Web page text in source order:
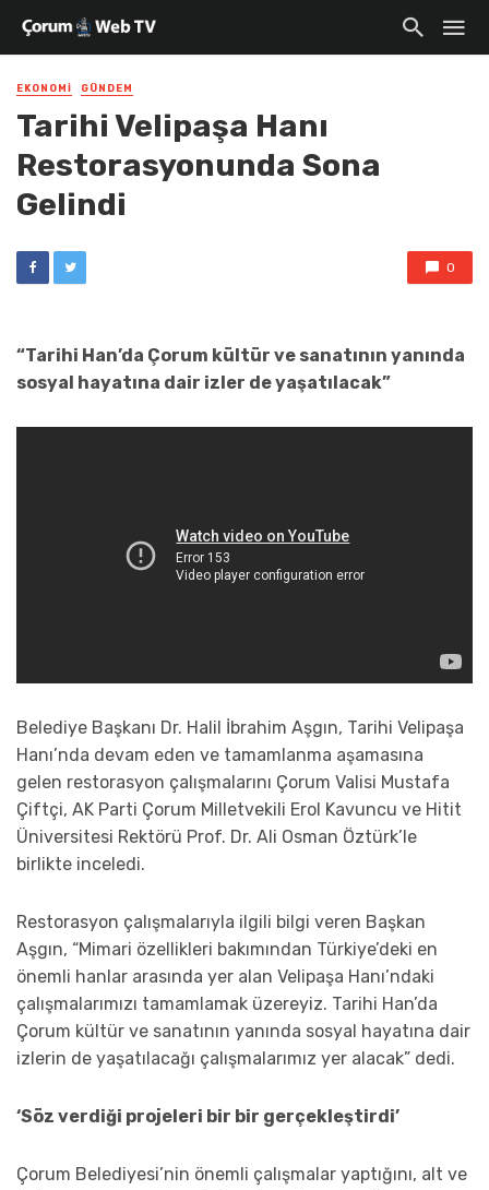
EKONOMI GÜNDEM
Tarihi Velipaşa Hanı
Restorasyonunda Sona
Gelindi
0
“Tarihi Han’da Çorum kültür ve sanatının yanında
sosyal hayatına dair izler de yaşatılacak”
Belediye Başkanı Dr. Halil İbrahim Aşgın, Tarihi Velipaşa
Hanı’nda devam eden ve tamamlanma aşamasına
gelen restorasyon çalışmalarını Çorum Valisi Mustafa
Çiftçi, AK Parti Çorum Milletvekili Erol Kavuncu ve Hitit
Üniversitesi Rektörü Prof. Dr. Ali Osman Öztürk’le
birlikte inceledi.
Restorasyon çalışmalarıyla ilgili bilgi veren Başkan
Aşgın, “Mimari özellikleri bakımından Türkiye’deki en
önemli hanlar arasında yer alan Velipaşa Hanı’ndaki
çalışmalarımızı tamamlamak üzereyiz. Tarihi Han’da
Çorum kültür ve sanatının yanında sosyal hayatına dair
izlerin de yaşatılacağı çalışmalarımız yer alacak” dedi.
‘Söz verdiği projeleri bir bir gerçekleştirdi’
Çorum Belediyesi’nin önemli çalışmalar yaptığını, alt ve